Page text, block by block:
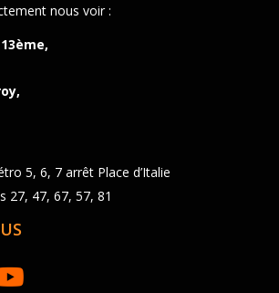
nous voir :
5, 6, 7 arrêt Place d’Italie
27, 47, 67, 57, 81